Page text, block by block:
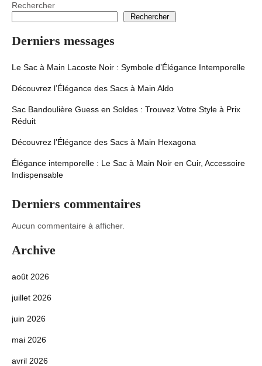
Rechercher
Rechercher
Derniers messages
Le Sac à Main Lacoste Noir : Symbole d’Élégance Intemporelle
Découvrez l’Élégance des Sacs à Main Aldo
Sac Bandoulière Guess en Soldes : Trouvez Votre Style à Prix
Réduit
Découvrez l’Élégance des Sacs à Main Hexagona
Élégance intemporelle : Le Sac à Main Noir en Cuir, Accessoire
Indispensable
Derniers commentaires
Aucun commentaire à afficher.
Archive
août 2026
juillet 2026
juin 2026
mai 2026
avril 2026